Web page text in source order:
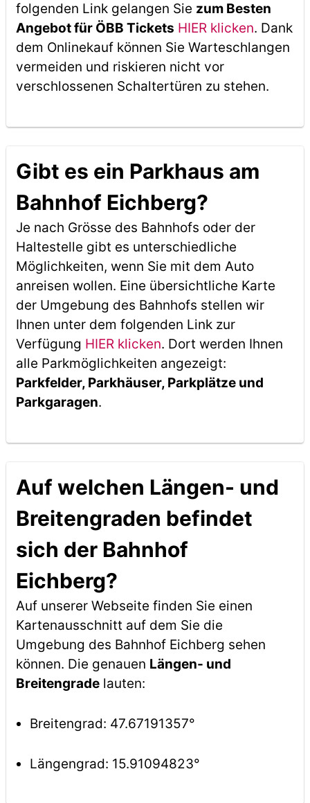
folgenden Link gelangen Sie zum Besten
Angebot für ÖBB Tickets HIER klicken. Dank
dem Onlinekauf können Sie Warteschlangen
vermeiden und riskieren nicht vor
verschlossenen Schaltertüren zu stehen.
Gibt es ein Parkhaus am
Bahnhof Eichberg?
Je nach Grösse des Bahnhofs oder der
Haltestelle gibt es unterschiedliche
Möglichkeiten, wenn Sie mit dem Auto
anreisen wollen. Eine übersichtliche Karte
der Umgebung des Bahnhofs stellen wir
Ihnen unter dem folgenden Link zur
Verfügung HIER klicken. Dort werden Ihnen
alle Parkmöglichkeiten angezeigt:
Parkfelder, Parkhäuser, Parkplätze und
Parkgaragen.
Auf welchen Längen- und
Breitengraden befindet
sich der Bahnhof
Eichberg?
Auf unserer Webseite finden Sie einen
Kartenausschnitt auf dem Sie die
Umgebung des Bahnhof Eichberg sehen
können. Die genauen Längen- und
Breitengradelauten:
Breitengrad: 47.67191357°
Längengrad: 15.91094823°